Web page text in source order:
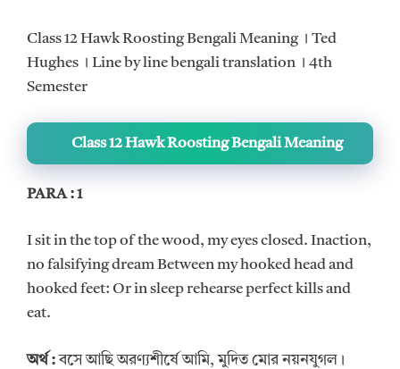
Class 12 Hawk Roosting Bengali Meaning । Ted
Hughes । Line by line bengali translation । 4th
Semester
Class 12 Hawk Roosting Bengali Meaning
PARA : 1
I sit in the top of the wood, my eyes closed. Inaction,
no falsifying dream Between my hooked head and
hooked feet: Or in sleep rehearse perfect kills and
eat.
অর্থ:বসে আছি অরণ্যশীর্ষে আমি, মুদিত মোর নয়নযুগল।